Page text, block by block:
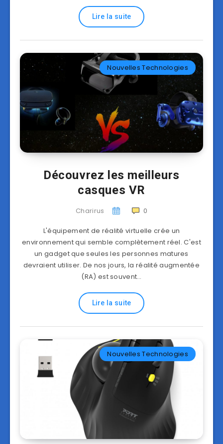
Lire la suite
Nouvelles Technologies
Découvrez les meilleurs
casques VR
Charirus 0
L'équipement de réalité virtuelle crée un
environnement qui semble complètement réel. C'est
un gadget que seules les personnes matures
devraient utiliser. De nos jours, la réalité augmentée
(RA) est souvent…
Lire la suite
Nouvelles Technologies